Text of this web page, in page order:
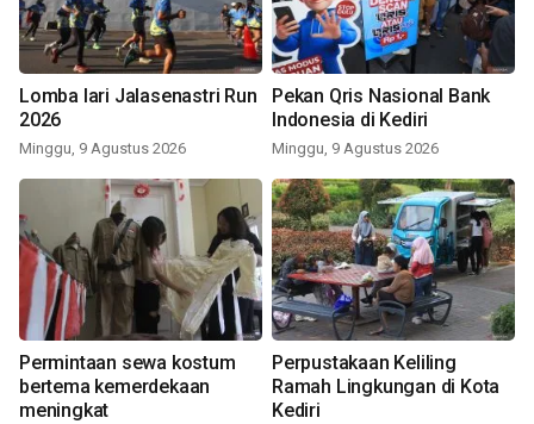
Lomba lari Jalasenastri Run
2026
Minggu, 9 Agustus 2026
Pekan Qris Nasional Bank
Indonesia di Kediri
Minggu, 9 Agustus 2026
Permintaan sewa kostum
bertema kemerdekaan
meningkat
Perpustakaan Keliling
Ramah Lingkungan di Kota
Kediri